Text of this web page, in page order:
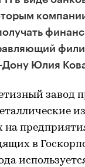
Дону Юлия
завод
на
в